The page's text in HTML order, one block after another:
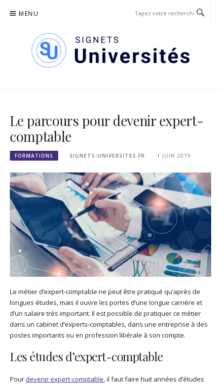
MENU
Le parcours pour devenir expert-
comptable
FORMATIONS SIGNETS-UNIVERSITES.FR 1 JUIN 2019
Le métier d’expert-comptable ne peut être pratiqué qu’après de
longues études, mais il ouvre les portes d’une longue carrière et
d’un salaire très important. Il est possible de pratiquer ce métier
dans un cabinet d’experts-comptables, dans une entreprise à des
postes importants ou en profession libérale à son compte.
Les études d’expert-comptable
Pour devenir expert-comptable, il faut faire huit années d’études